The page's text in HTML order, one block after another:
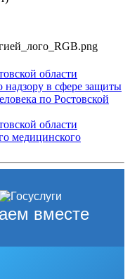
области
в сфере защиты
по Ростовской
области
медицинского
вместе